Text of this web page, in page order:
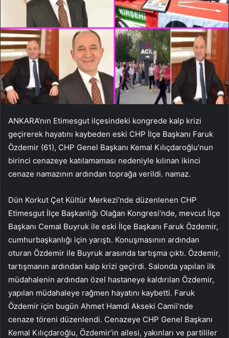
ANKARA’nın Etimesgut ilçesindeki kongrede kalp krizi
geçirerek hayatını kaybeden eski CHP İlçe Başkanı Faruk
Özdemir (61), CHP Genel Başkanı Kemal Kılıçdaroğlu’nun
birinci cenazeye katılamaması nedeniyle kılınan ikinci
cenaze namazının ardından toprağa verildi. namaz.
Dün Korkut Çet Kültür Merkezi’nde düzenlenen CHP
Etimesgut İlçe Başkanlığı Olağan Kongresi’nde, mevcut İlçe
Başkanı Cemal Buyruk ile eski İlçe Başkanı Faruk Özdemir,
cumhurbaşkanlığı için yarıştı. Konuşmasının ardından
oturan Özdemir ile Buyruk arasında tartışma çıktı. Özdemir,
tartışmanın ardından kalp krizi geçirdi. Salonda yapılan ilk
müdahalenin ardından özel hastaneye kaldırılan Özdemir,
yapılan müdahaleye rağmen hayatını kaybetti. Faruk
Özdemir için bugün Ahmet Hamdi Akseki Camii’nde
cenaze töreni düzenlendi. Cenazeye CHP Genel Başkanı
Kemal Kılıçdaroğlu, Özdemir’in ailesi, yakınları ve partililer